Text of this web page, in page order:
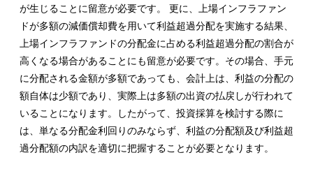
が生じることに留意が必要です。 更に、上場インフラファン
ドが多額の減価償却費を用いて利益超過分配を実施する結果、
上場インフラファンドの分配金に占める利益超過分配の割合が
高くなる場合があることにも留意が必要です。その場合、手元
に分配される金額が多額であっても、会計上は、利益の分配の
額自体は少額であり、実際上は多額の出資の払戻しが行われて
いることになります。したがって、投資採算を検討する際に
は、単なる分配金利回りのみならず、利益の分配額及び利益超
過分配額の内訳を適切に把握することが必要となります。